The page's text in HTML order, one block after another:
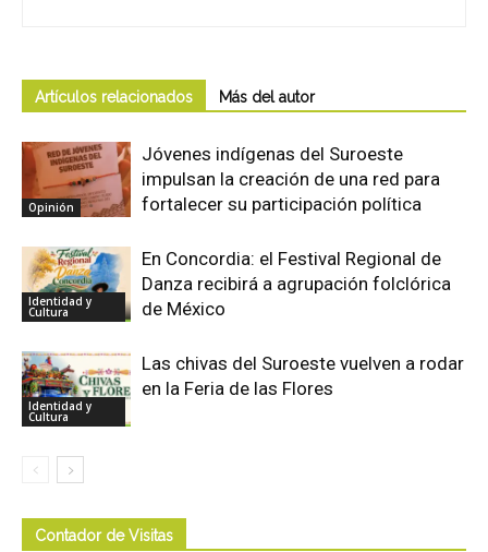
Artículos relacionados Más del autor
Opinión
Jóvenes indígenas del Suroeste
impulsan la creación de una red para
fortalecer su participación política
Identidad y
Cultura
En Concordia: el Festival Regional de
Danza recibirá a agrupación folclórica
de México
Identidad y
Cultura
Las chivas del Suroeste vuelven a rodar
en la Feria de las Flores
Contador de Visitas